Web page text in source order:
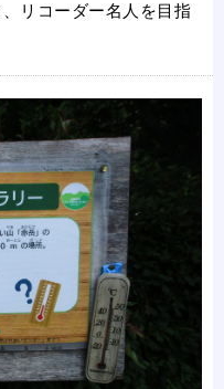
リコーダー名人を目指